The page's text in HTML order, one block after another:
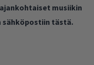
musiikin
sähköpostiin tästä.